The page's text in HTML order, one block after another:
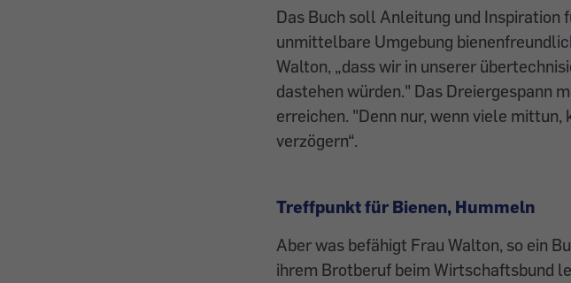
Das Buch soll Anleitung und Inspiration
unmittelbare Umgebung
Walton, „dass wir in unserer
dastehen würden." Das Dreiergespann
erreichen. "Denn nur, wenn viele
verzögern“.
Treffpunkt für Bienen, Hummeln
Aber was befähigt Frau Walton, so ein
ihrem Brotberuf beim Wirtschaftsbund